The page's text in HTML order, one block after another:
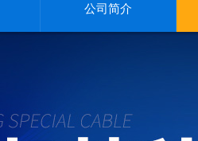
公司简介